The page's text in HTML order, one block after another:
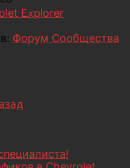
Explorer
в: Форум Сообщества